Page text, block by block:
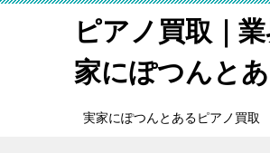
ピアノ買取｜
家にぽつんと
実家にぽつんとあるピアノ買取